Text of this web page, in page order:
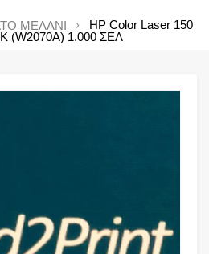
ΜΕΛΑΝΙ
HP Color Laser 150
(W2070A) 1.000 ΣΕΛ